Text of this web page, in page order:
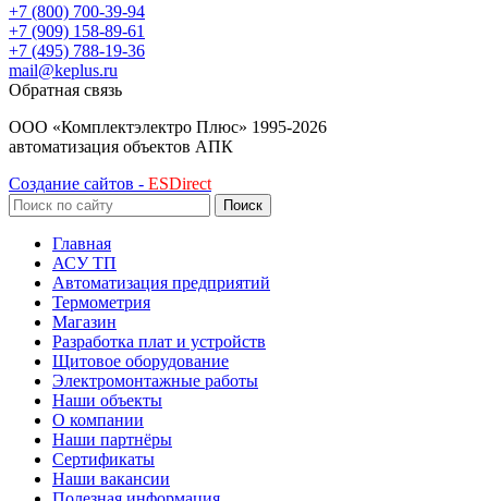
+7 (800) 700-39-94
+7 (909) 158-89-61
+7 (495) 788-19-36
mail@keplus.ru
Обратная связь
ООО «Комплектэлектро Плюс» 1995-2026
автоматизация объектов АПК
Создание сайтов - ESDirect
Поиск
Главная
АСУ ТП
Автоматизация предприятий
Термометрия
Магазин
Разработка плат и устройств
Щитовое оборудование
Электромонтажные работы
Наши объекты
О компании
Наши партнёры
Сертификаты
Наши вакансии